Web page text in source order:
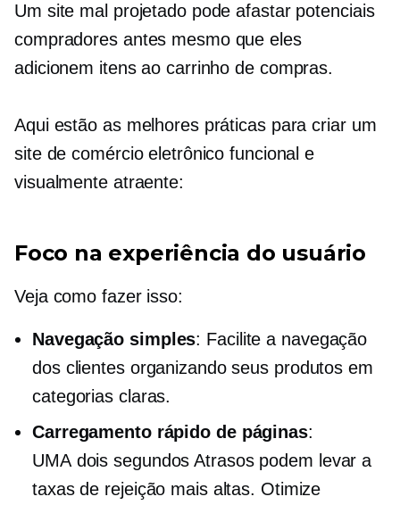
Um site mal projetado pode afastar potenciais
compradores antes mesmo que eles
adicionem itens ao carrinho de compras.
Aqui estão as melhores práticas para criar um
site de comércio eletrônico funcional e
visualmente atraente:
Foco na experiência do usuário
Veja como fazer isso:
Navegação simples: Facilite a navegação
dos clientes organizando seus produtos em
categorias claras.
Carregamento rápido de páginas:
UMA dois segundos Atrasos podem levar a
taxas de rejeição mais altas. Otimize